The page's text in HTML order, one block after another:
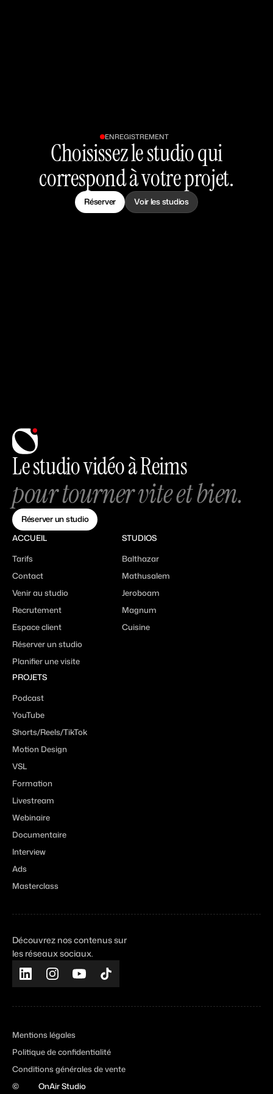
ENREGISTREMENT
Choisissez le studio qui
correspond à votre projet.
Réserver Voir les studios
Le studio vidéo à Reims
pour tourner vite et bien.
Réserver un studio
ACCUEIL
Tarifs
Contact
Venir au studio
Recrutement
Espace client
Réserver un studio
Planifier une visite
STUDIOS
Balthazar
Mathusalem
Jeroboam
Magnum
Cuisine
PROJETS
Podcast
YouTube
Shorts/Reels/TikTok
Motion Design
VSL
Formation
Livestream
Webinaire
Documentaire
Interview
Ads
Masterclass
Découvrez nos contenus sur
les réseaux sociaux.
Mentions légales
Politique de confidentialité
Conditions générales de vente
©
OnAir Studio